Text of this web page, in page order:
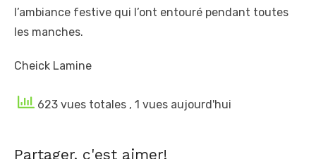
l’ambiance festive qui l’ont entouré pendant toutes
les manches.
Cheick Lamine
623 vues totales , 1 vues aujourd'hui
Partager, c'est aimer!